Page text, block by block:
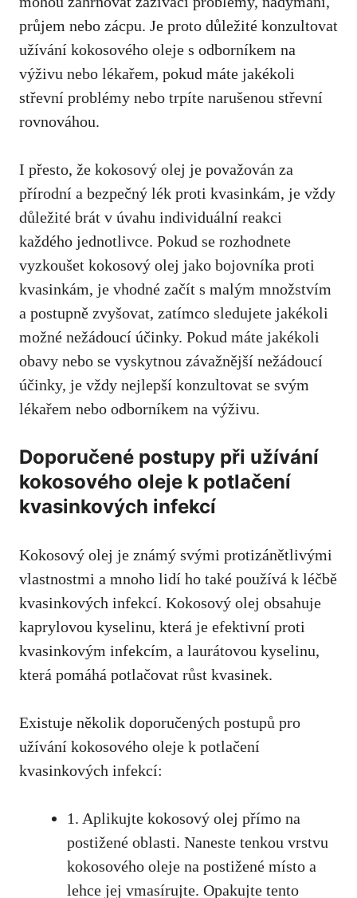
průjem nebo‍ zácpu. Je proto důležité konzultovat⁣
užívání kokosového oleje s odborníkem na
výživu nebo lékařem, pokud máte jakékoli‍
střevní problémy nebo trpíte​ narušenou ‍střevní
rovnováhou.
I přesto,⁣ že kokosový olej je považován za
přírodní a bezpečný lék proti ‍kvasinkám, je vždy
důležité brát v úvahu individuální reakci
každého jednotlivce. Pokud se‌ rozhodnete
vyzkoušet kokosový olej ‌jako⁤ bojovníka proti
kvasinkám,​ je vhodné začít s malým množstvím
a postupně zvyšovat, ​zatímco sledujete jakékoli
‍možné nežádoucí ​účinky. Pokud máte jakékoli
obavy nebo se vyskytnou ​závažnější nežádoucí ​
účinky, je vždy nejlepší konzultovat se svým ‍
lékařem nebo odborníkem na výživu.
Doporučené postupy při užívání
kokosového oleje‌ k potlačení
kvasinkových infekcí
Kokosový⁢ olej je⁢ známý svými protizánětlivými
vlastnostmi a mnoho lidí ho⁤ také používá k⁣ léčbě
kvasinkových infekcí. Kokosový olej​ obsahuje
kaprylovou kyselinu, která je efektivní proti
kvasinkovým infekcím, a laurátovou kyselinu,
která pomáhá potlačovat růst‍ kvasinek.
Existuje několik doporučených postupů pro
⁣užívání kokosového oleje k potlačení
kvasinkových infekcí:
1.​ Aplikujte kokosový ⁤olej přímo ⁣na
postižené oblasti. Naneste tenkou vrstvu
⁤kokosového oleje na ⁢postižené místo a
lehce jej vmasírujte.⁣ Opakujte tento